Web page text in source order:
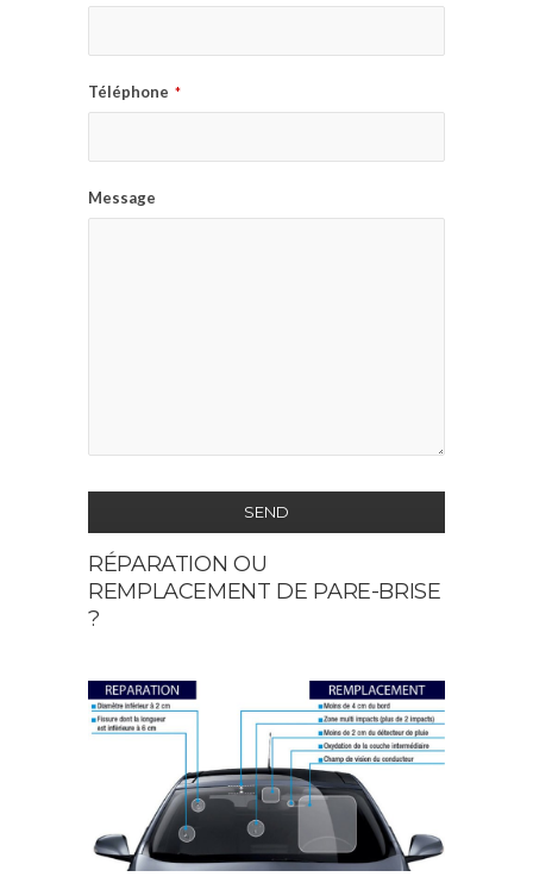
Téléphone *
Message
SEND
This
field
should
left
blank
RÉPARATION OU
REMPLACEMENT DE PARE-BRISE
?